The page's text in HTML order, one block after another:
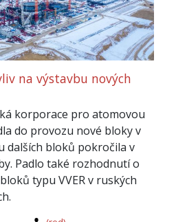
na výstavbu nových
korporace pro atomovou
do provozu nové bloky v
dalších bloků pokročila v
Padlo také rozhodnutí o
typu VVER v ruských